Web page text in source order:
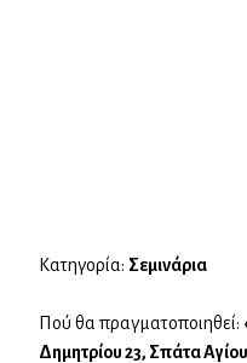
Κατηγορία: Σεμινάρια
Πού θα πραγματοποιηθεί:
Δημητρίου 23, Σπάτα